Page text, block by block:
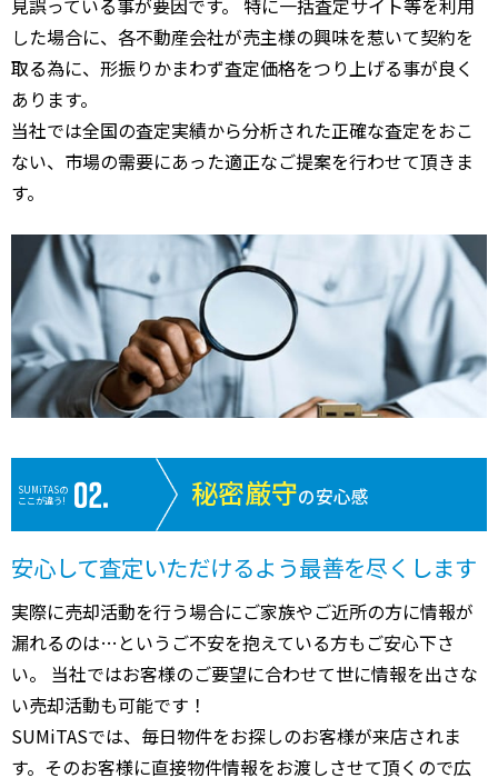
した場合に、各不動産会社が売主様の興味を惹いて契約を
取る為に、形振りかまわず査定価格をつり上げる事が良く
あります。
当社では全国の査定実績から分析された正確な査定をおこ
ない、市場の需要にあった適正なご提案を行わせて頂きま
す。
SUMiTASの
ここが違う!
秘密厳守の安心感
安心して査定いただけるよう最善を尽くします
実際に売却活動を行う場合にご家族やご近所の方に情報が
漏れるのは…というご不安を抱えている方もご安心下さ
い。 当社ではお客様のご要望に合わせて世に情報を出さな
い売却活動も可能です！
SUMiTASでは、毎日物件をお探しのお客様が来店されま
す。そのお客様に直接物件情報をお渡しさせて頂くので広